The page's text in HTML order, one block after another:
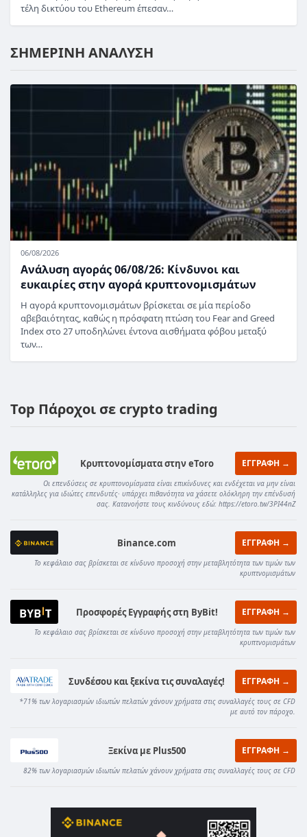
τέλη δικτύου του Ethereum έπεσαν…
ΣΗΜΕΡΙΝΗ ΑΝΑΛΥΣΗ
06/08/2026
Ανάλυση αγοράς 06/08/26: Κίνδυνοι και
ευκαιρίες στην αγορά κρυπτονομισμάτων
Η αγορά κρυπτονομισμάτων βρίσκεται σε μία περίοδο
αβεβαιότητας, καθώς η πρόσφατη πτώση του Fear and Greed
Index στο 27 υποδηλώνει έντονα αισθήματα φόβου μεταξύ
των…
Top Πάροχοι σε crypto trading
Κρυπτονομίσματα στην eToro ΕΓΓΡΑΦΗ →
Οι επενδύσεις σε κρυπτονομίσματα είναι επικίνδυνες και ενδέχεται να μην είναι
κατάλληλες για ιδιώτες επενδυτές· υπάρχει πιθανότητα να χάσετε ολόκληρη την επένδυσή
σας. Κατανοήστε τους κινδύνους εδώ: https://etoro.tw/3PI44nZ
Binance.com ΕΓΓΡΑΦΗ →
Το κεφάλαιο σας βρίσκεται σε κίνδυνο προσοχή στην μεταβλητότητα των τιμών των
κρυπτνομισμάτων
Προσφορές Εγγραφής στη ByBit! ΕΓΓΡΑΦΗ →
Το κεφάλαιο σας βρίσκεται σε κίνδυνο προσοχή στην μεταβλητότητα των τιμών των
κρυπτνομισμάτων
Συνδέσου και ξεκίνα τις συναλαγές! ΕΓΓΡΑΦΗ →
*71% των λογαριασμών ιδιωτών πελατών χάνουν χρήματα στις συναλλαγές τους σε CFD
με αυτό τον πάροχο.
Ξεκίνα με Plus500 ΕΓΓΡΑΦΗ →
82% των λογαριασμών ιδιωτών πελατών χάνουν χρήματα στις συναλλαγές τους σε CFD